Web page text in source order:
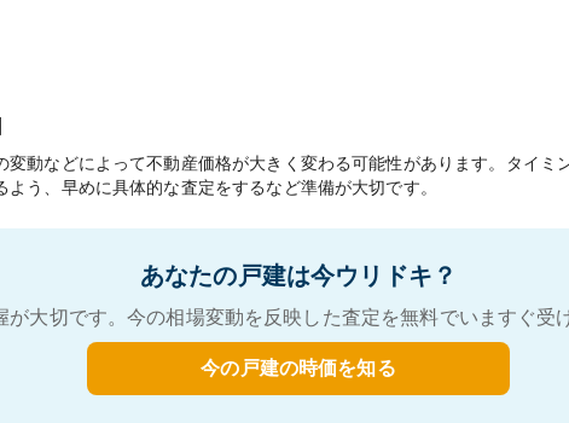
動などによって不動産価格が大きく変わる可能性があります。タイミ
う、早めに具体的な査定をするなど準備が大切です。
あなたの戸建は今ウリドキ？
が大切です。今の相場変動を反映した査定を無料でいますぐ
今の戸建の時価を知る